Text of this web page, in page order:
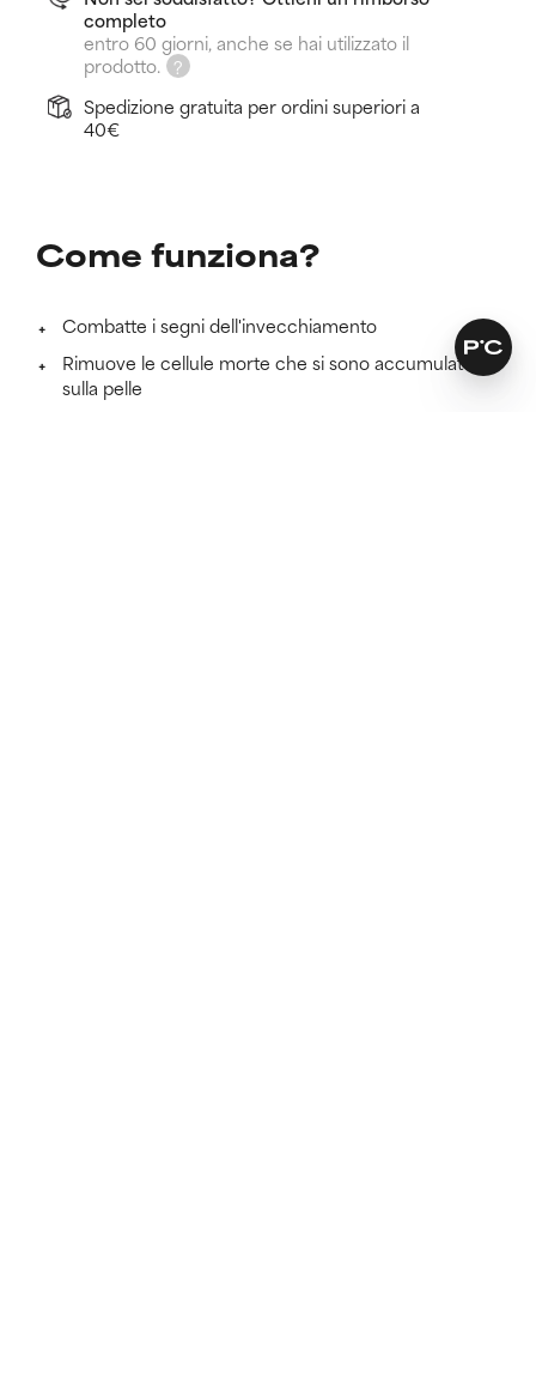
completo
entro 60 giorni, anche se hai utilizzato il
prodotto.
Spedizione gratuita per ordini superiori a
40€
Come funziona?
Combatte i segni dell'invecchiamento
Rimuove le cellule morte che si sono accumulate
sulla pelle